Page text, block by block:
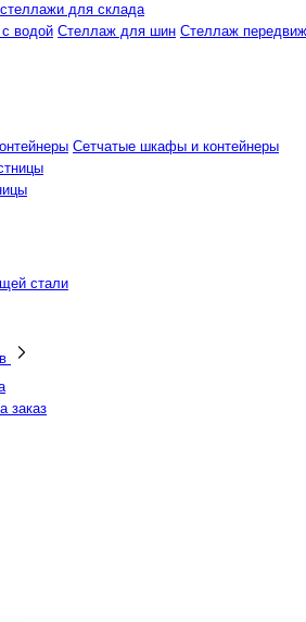
для склада
водой Стеллаж для шин Стеллаж
Сетчатые шкафы и контейнеры
стали
заказ